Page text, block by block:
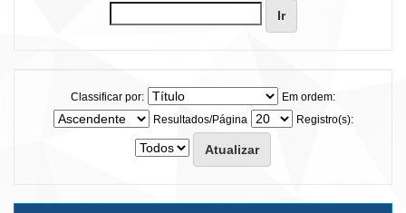
Classificar por:
Em ordem:
Resultados/Página
Registro(s):